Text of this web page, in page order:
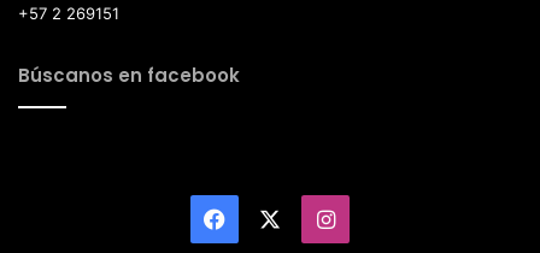
+57 2 269151
Búscanos en facebook
Facebook Instagram